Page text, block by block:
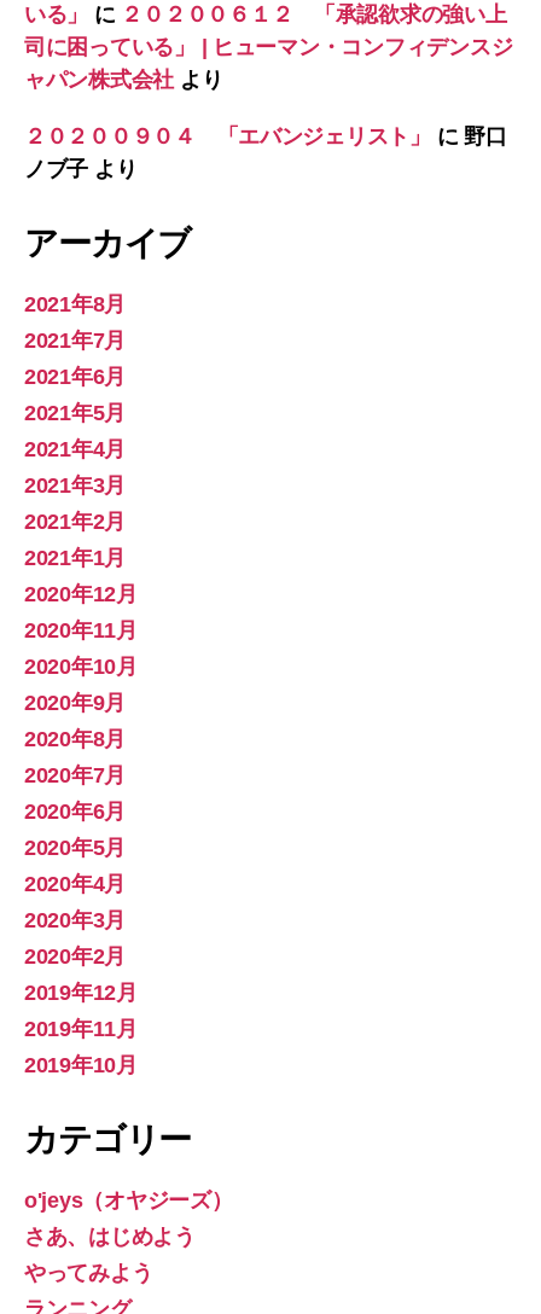
いる」
に ２０２００６１２ 「承認欲求の強い上
司に困っている」 | ヒューマン・コンフィデンスジ
ャパン株式会社 より
２０２００９０４ 「エバンジェリスト」 に 野口
ノブ子 より
アーカイブ
2021年8月
2021年7月
2021年6月
2021年5月
2021年4月
2021年3月
2021年2月
2021年1月
2020年12月
2020年11月
2020年10月
2020年9月
2020年8月
2020年7月
2020年6月
2020年5月
2020年4月
2020年3月
2020年2月
2019年12月
2019年11月
2019年10月
カテゴリー
o'jeys（オヤジーズ）
さあ、はじめよう
やってみよう
ランニング